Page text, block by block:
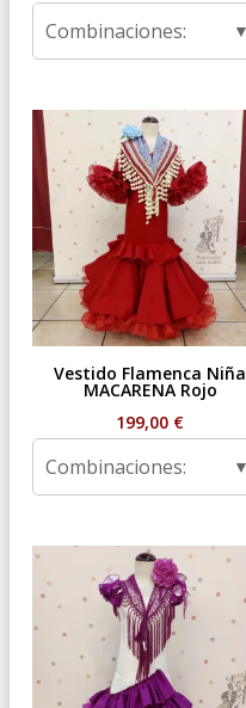
Combinaciones:
Vestido Flamenca Niña
MACARENA Rojo
199,00 €
Combinaciones: